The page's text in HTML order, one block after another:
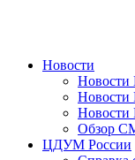
Новости
Обзор
ЦДУМ России